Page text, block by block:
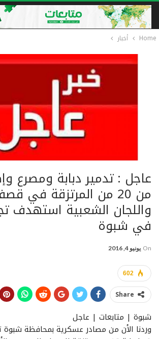
Home أخبار
عاجل : تدمير دبابة ومصرع
من 20 من المرتزقة في
واللجان الشعبية استهدف
في شبوة
On يونيو 4, 2016
602
Share
شبوة | متابعات | عاجل
وردنا الأن من مصادر عسكرية بمحافظة شبوة